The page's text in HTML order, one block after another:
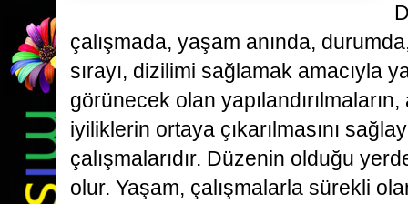
çalışmada, yaşam anında,
sırayı, dizilimi sağlamak amacıyla
görünecek olan
iyiliklerin ortaya çıkarılmasını
çalışmalarıdır. Düzenin olduğu
olur. Yaşam, çalışmalarla sürekli